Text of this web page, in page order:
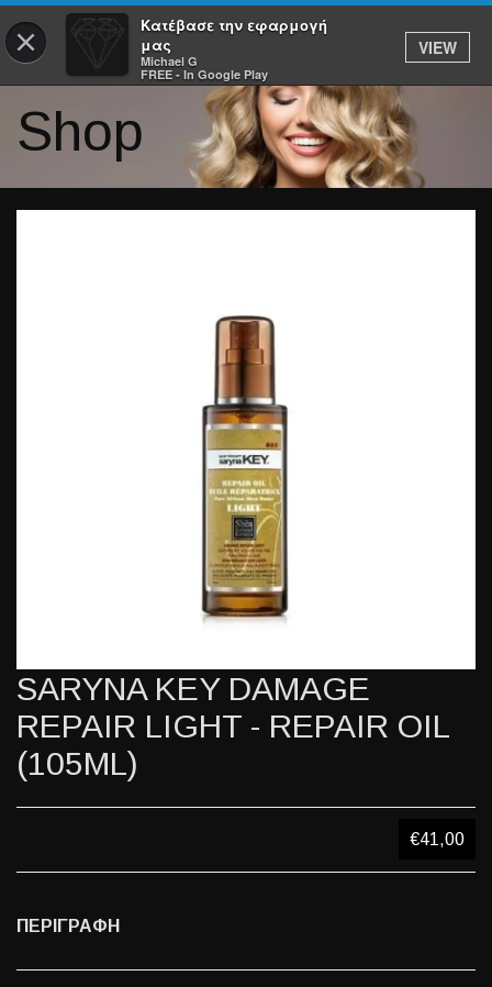
×
Κατέβασε την εφαρμογή
μας
Michael G
FREE - In Google Play
VIEW
Shop
SARYNA KEY DAMAGE
REPAIR LIGHT - REPAIR OIL
(105ML)
€41,00
ΠΕΡΙΓΡΑΦΗ